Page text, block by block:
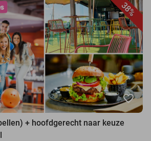
38%
favorite_border
+ hoofdgerecht naar keuze